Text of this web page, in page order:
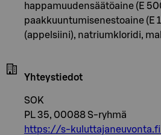
happamuudensäätöaine (E
paakkuuntumisenestoaine (E
(appelsiini), natriumkloridi,
Yhteystiedot
SOK
PL 35, 00088 S-ryhmä
https://s-kuluttajaneuvonta.fi